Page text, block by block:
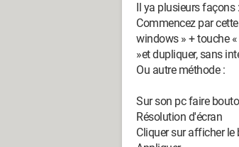
Il ya plusieurs façons :
Commencez par
windows » + touche
»et dupliquer, sans
Ou autre méthode :
Sur son pc faire
Résolution d'écran
Cliquer sur afficher